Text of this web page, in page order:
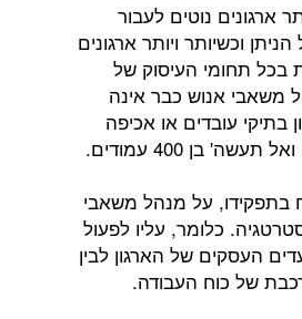
ארגונים נוטים לעבור
וכשיותר ויותר ארגונים
בכל תחומי העיסוק של
משאבי אנוש כבר אינה
בתיקי עובדים או אכיפה
בן 400 עמודים.
בתפקידו, על מנהל משאבי
כלומר, עליו לפעול
העסקים של הארגון לבין
של כוח העבודה.